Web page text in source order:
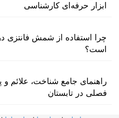
ابزار حرفه‌ای کارشناسی
چرا استفاده از شمش فانتزی
است؟
راهنمای جامع شناخت، علائم
فصلی در تابستان